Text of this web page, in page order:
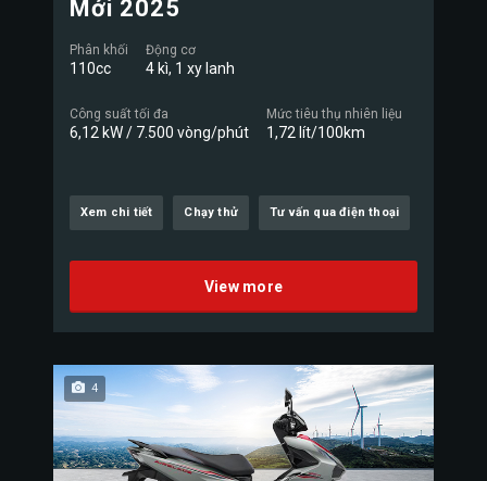
Mới 2025
Phân khối
110cc
Động cơ
4 kì, 1 xy lanh
Công suất tối đa
6,12 kW / 7.500 vòng/phút
Mức tiêu thụ nhiên liệu
1,72 lít/100km
Xem chi tiết Chạy thử Tư vấn qua điện thoại
View more
4